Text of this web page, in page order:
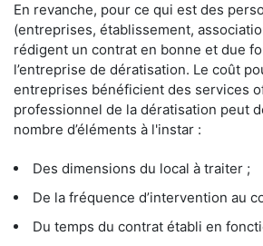
En revanche, pour ce qui est des
(entreprises, établissement,
rédigent un contrat en bonne et due
l’entreprise de dératisation. Le coût
entreprises bénéficient des services
professionnel de la dératisation peut
nombre d’éléments à l'instar :
Des dimensions du local à traiter ;
De la fréquence d’intervention au
Du temps du contrat établi en